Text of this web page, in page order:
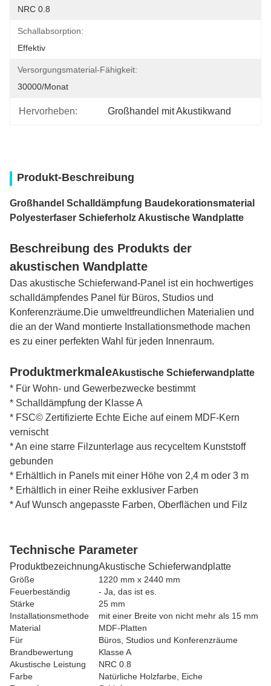
NRC 0.8
Schallabsorption:
Effektiv
Versorgungsmaterial-Fähigkeit:
30000/Monat
Hervorheben: Großhandel mit Akustikwand
Produkt-Beschreibung
Großhandel Schalldämpfung Baudekorationsmaterial
Polyesterfaser Schieferholz Akustische Wandplatte
Beschreibung des Produkts der
akustischen Wandplatte
Das akustische Schieferwand-Panel ist ein hochwertiges
schalldämpfendes Panel für Büros, Studios und
Konferenzräume.Die umweltfreundlichen Materialien und
die an der Wand montierte Installationsmethode machen
es zu einer perfekten Wahl für jeden Innenraum.
ProduktmerkmaleAkustische Schieferwandplatte
* Für Wohn- und Gewerbezwecke bestimmt
* Schalldämpfung der Klasse A
* FSC© Zertifizierte Echte Eiche auf einem MDF-Kern
vernischt
* An eine starre Filzunterlage aus recyceltem Kunststoff
gebunden
* Erhältlich in Panels mit einer Höhe von 2,4 m oder 3 m
* Erhältlich in einer Reihe exklusiver Farben
* Auf Wunsch angepasste Farben, Oberflächen und Filz
Technische Parameter
ProduktbezeichnungAkustische Schieferwandplatte
Größe
1220 mm x 2440 mm
Feuerbeständig
- Ja, das ist es.
Stärke
25 mm
Installationsmethode
mit einer Breite von nicht mehr als 15 mm
Material
MDF-Platten
Für
Büros, Studios und Konferenzräume
Brandbewertung
Klasse A
Akustische Leistung
NRC 0.8
Farbe
Natürliche Holzfarbe, Eiche